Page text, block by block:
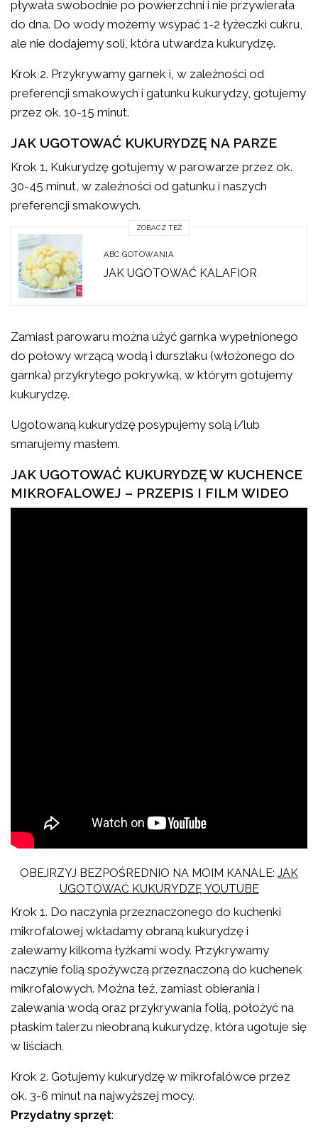
pływała swobodnie po powierzchni i nie przywierała
do dna. Do wody możemy wsypać 1-2 łyżeczki cukru,
ale nie dodajemy soli, która utwardza kukurydzę.
Krok 2. Przykrywamy garnek i, w zależności od
preferencji smakowych i gatunku kukurydzy, gotujemy
przez ok. 10-15 minut.
JAK UGOTOWAĆ KUKURYDZĘ NA PARZE
Krok 1. Kukurydzę gotujemy w parowarze przez ok.
30-45 minut, w zależności od gatunku i naszych
preferencji smakowych.
ZOBACZ TEŻ
ABC GOTOWANIA
JAK UGOTOWAĆ KALAFIOR
Zamiast parowaru można użyć garnka wypełnionego
do połowy wrzącą wodą i durszlaku (włożonego do
garnka) przykrytego pokrywką, w którym gotujemy
kukurydzę.
Ugotowaną kukurydzę posypujemy solą i/lub
smarujemy masłem.
JAK UGOTOWAĆ KUKURYDZĘ W KUCHENCE
MIKROFALOWEJ – PRZEPIS I FILM WIDEO
OBEJRZYJ BEZPOŚREDNIO NA MOIM KANALE: JAK
UGOTOWAĆ KUKURYDZĘ YOUTUBE
Krok 1. Do naczynia przeznaczonego do kuchenki
mikrofalowej wkładamy obraną kukurydzę i
zalewamy kilkoma łyżkami wody. Przykrywamy
naczynie folią spożywczą przeznaczoną do kuchenek
mikrofalowych. Można też, zamiast obierania i
zalewania wodą oraz przykrywania folią, położyć na
płaskim talerzu nieobraną kukurydzę, która ugotuje się
w liściach.
Krok 2. Gotujemy kukurydzę w mikrofalówce przez
ok. 3-6 minut na najwyższej mocy.
Przydatny sprzęt: